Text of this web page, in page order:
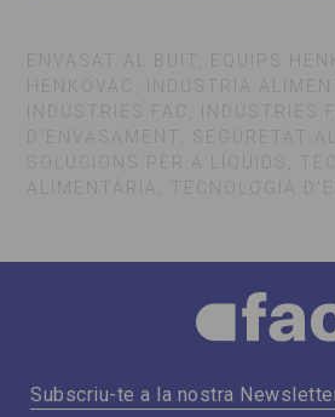
ENVASAT AL BUIT, EQUIPS
HENKOVAC, INDÚSTRIA
INDÚSTRIES FAC, INDÚSTRIES
D'ENVASAMENT, SEGURETAT
SOLUCIONS PER A LÍQUIDS,
ALIMENTÀRIA, TECNOLOGIA
Subscriu-te a la nostra